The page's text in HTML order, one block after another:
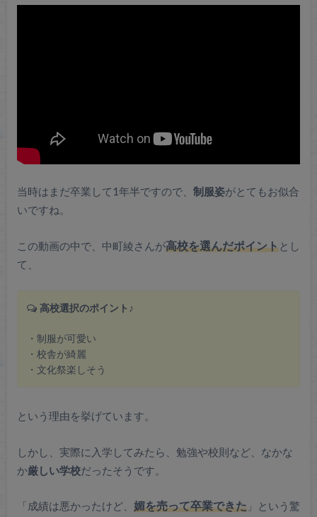
当時はまだ卒業して1年半ですので、 制服姿がとてもお似合
いですね。
この動画の中で、中町綾さんが高校を選んだポイントとし
て、
高校選択のポイント♪
・制服が可愛い
・校舎が綺麗
・文化祭楽しそう
という理由を挙げています。
しかし、実際に入学してみたら、勉強や校則など、なかな
か厳しい学校だったそうです。
「成績は悪かったけど、 媚を売って卒業できた」という驚